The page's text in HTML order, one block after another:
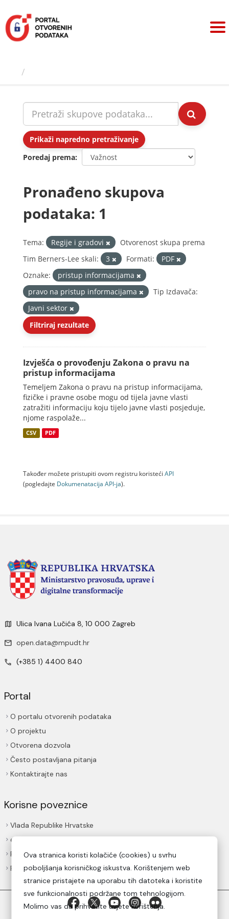
sadržaj
Prikaži napredno pretraživanje
Poredaj prema
Pronađeno skupova
podataka: 1
Tema: Regije i gradovi
Otvorenost skupa prema
Tim Berners-Lee skali:
3 Formati:
PDF
Oznake:
pristup informacijama
pravo na pristup informacijama
Tip Izdavača:
Javni sektor
Filtriraj rezultate
Izvješća o provođenju Zakona o pravu na
pristup informacijama
Temeljem Zakona o pravu na pristup informacijama,
fizičke i pravne osobe mogu od tijela javne vlasti
zatražiti informaciju koju tijelo javne vlasti posjeduje,
njome raspolaže...
CSV PDF
Također možete pristupiti ovom registru koristeći API
(pogledajte Dokumenаtаcijа API-jа).